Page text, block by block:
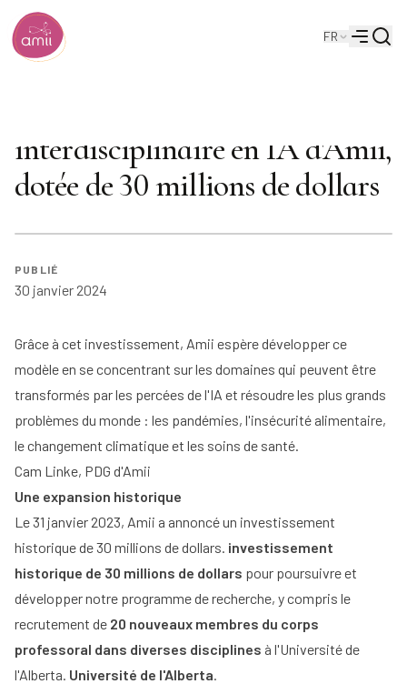
Institut de l'intelligence artificielle de l'Alberta
FR
Menu
interdisciplinaire en IA d'Amii,
dotée de 30 millions de dollars
PUBLIÉ
30 janvier 2024
Grâce à cet investissement, Amii espère développer ce
modèle en se concentrant sur les domaines qui peuvent être
transformés par les percées de l'IA et résoudre les plus grands
problèmes du monde : les pandémies, l'insécurité alimentaire,
le changement climatique et les soins de santé.
Cam Linke, PDG d'Amii
Une expansion historique
Le 31 janvier 2023, Amii a annoncé un investissement
historique de 30 millions de dollars. investissement
historique de 30 millions de dollars pour poursuivre et
développer notre programme de recherche, y compris le
recrutement de 20 nouveaux membres du corps
professoral dans diverses disciplines à l'Université de
l'Alberta. Université de l'Alberta.